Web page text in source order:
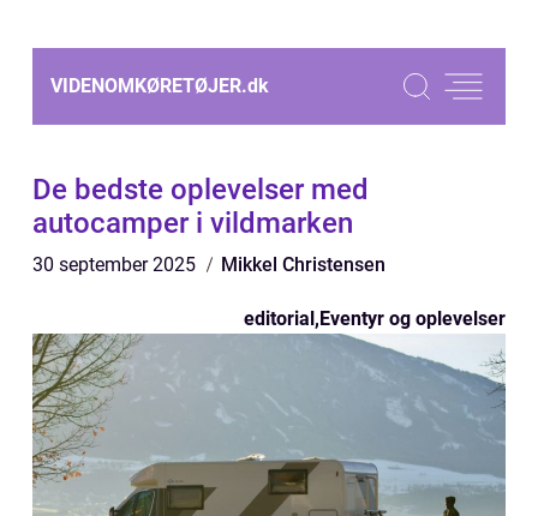
VIDENOMKØRETØJER.dk
De bedste oplevelser med
autocamper i vildmarken
30 september 2025 Mikkel Christensen
editorial,Eventyr og oplevelser